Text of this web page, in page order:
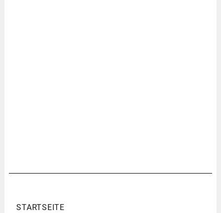
STARTSEITE